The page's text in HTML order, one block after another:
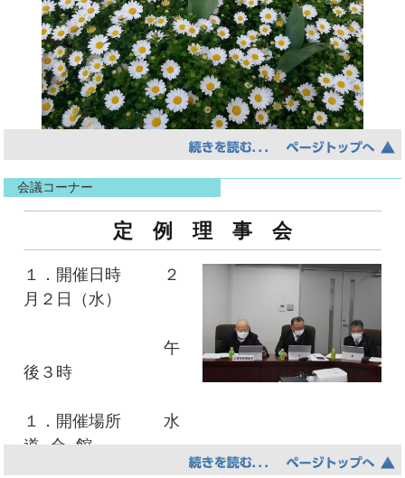
水野 博子 氏 （安井管工業㈱）
寒白菊またはスノーボールギクはキク科フラ
ンスギク属の半耐寒性多年草である。しかし、
高温多湿に極端に弱いため日本では一年草とし
て扱われている。
和名の由来は、花付がよく株全体を真っ白に覆
うように見えるところが北極を連想させること
により一般名として定着している。まだ寒い１
２月ごろから翌年６月までの長期間マーガレッ
トによく似た白い花を付ける、芯の管状花は黄
色。
会議コーナー
定 例 理 事 会
１．開催日時 ２
月２日（水）
午
後３時
１．開催場所 水
道 会 館